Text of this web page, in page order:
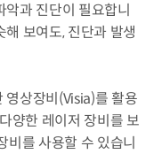
과 진단이 필요합니
보여도, 진단과 발생
영상장비(Visia)를 활용
양한 레이저 장비를 보
비를 사용할 수 있습니